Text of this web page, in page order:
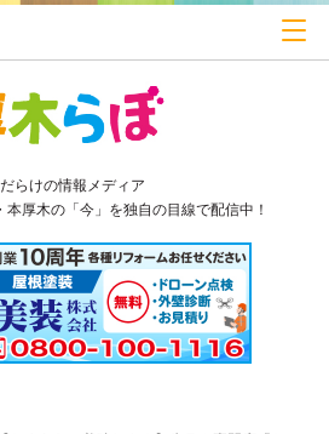
らけの情報メディア
厚木の「今」を独自の目線で配信中！